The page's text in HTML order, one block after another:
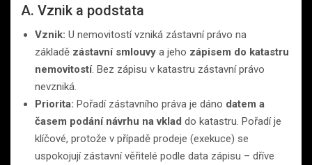
A. Vznik a podstata
Vznik: U nemovitostí vzniká zástavní právo na
základě zástavní smlouvy a jeho zápisem do katastru
nemovitostí. Bez zápisu v katastru zástavní právo
nevzniká.
Priorita: Pořadí zástavního práva je dáno datem a
časem podání návrhu na vklad do katastru. Pořadí je
klíčové, protože v případě prodeje (exekuce) se
uspokojují zástavní věřitelé podle data zápisu – dříve